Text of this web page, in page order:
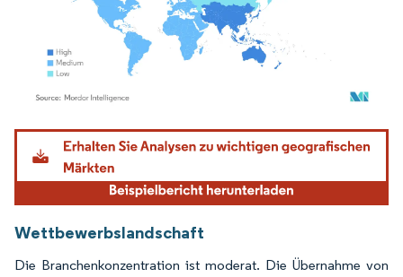
Bild © Mordor Intelligence. Wiederverwendung erfordert Namensnennung gemäß
Wettbewerbslandschaft
Die Branchenkonzentration ist moderat. Die Übernahme von